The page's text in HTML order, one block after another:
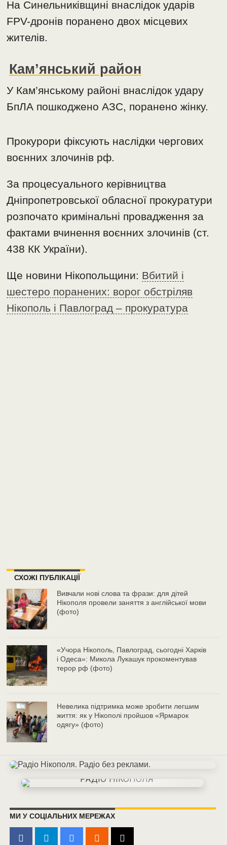
На Синельниківщині внаслідок ударів
FPV-дронів поранено двох місцевих
жителів.
Кам’янський район
У Кам’янському районі внаслідок удару
БпЛА пошкоджено АЗС, поранено жінку.
Прокурори фіксують наслідки чергових
воєнних злочинів рф.
За процесуального керівництва
Дніпропетровської обласної прокуратури
розпочато кримінальні провадження за
фактами вчинення воєнних злочинів (ст.
438 КК України).
Ще новини Нікопольщини: Вбитий і
шестеро поранених: ворог обстріляв
Нікополь і Павлоград – прокуратура
СХОЖІ ПУБЛІКАЦІЇ
Вивчали нові слова та фрази: для дітей
Нікополя провели заняття з англійської мови
(фото)
«Учора Нікополь, Павлоград, сьогодні Харків
і Одеса»: Микола Лукашук прокоментував
терор рф (фото)
Невелика підтримка може зробити легшим
життя: як у Нікополі пройшов «Ярмарок
одягу» (фото)
МИ У СОЦІАЛЬНИХ МЕРЕЖАХ